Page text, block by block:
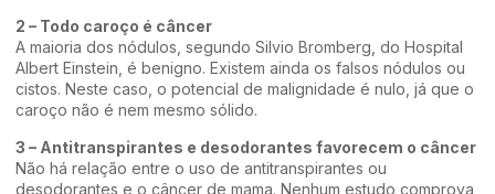
2 – Todo caroço é câncer
A maioria dos nódulos, segundo Silvio Bromberg, do Hospital
Albert Einstein, é benigno. Existem ainda os falsos nódulos ou
cistos. Neste caso, o potencial de malignidade é nulo, já que o
caroço não é nem mesmo sólido.
3 – Antitranspirantes e desodorantes favorecem o câncer
Não há relação entre o uso de antitranspirantes ou
desodorantes e o câncer de mama. Nenhum estudo comprova